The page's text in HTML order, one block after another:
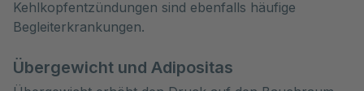
Kehlkopfentzündungen sind ebenfalls häufige
Begleiterkrankungen.
Übergewicht und Adipositas